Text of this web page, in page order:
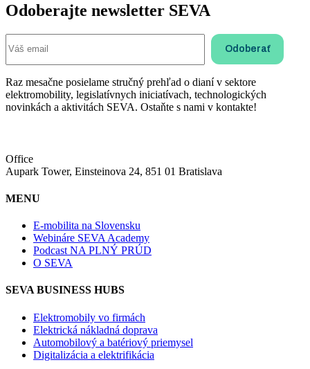
Odoberajte newsletter SEVA
Raz mesačne posielame stručný prehľad o dianí v sektore
elektromobility, legislatívnych iniciatívach, technologických
novinkách a aktivitách SEVA. Ostaňte s nami v kontakte!
Office
Aupark Tower, Einsteinova 24, 851 01 Bratislava
MENU
E-mobilita na Slovensku
Webináre SEVA Academy
Podcast NA PLNÝ PRÚD
O SEVA
SEVA BUSINESS HUBS
Elektromobily vo firmách
Elektrická nákladná doprava
Automobilový a batériový priemysel
Digitalizácia a elektrifikácia